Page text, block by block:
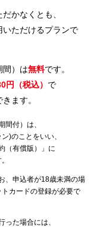
かなくとも、
ただけるプランで
間）は無料です。
円（税込） で
ます。
付）は、
)のことをいい、
（有償版）」に
、申込者が18歳未満の場
カードの登録が必要で
た場合には、